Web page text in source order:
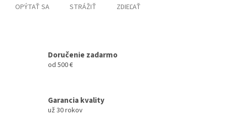
OPÝTAŤ SA STRÁŽIŤ ZDIEĽAŤ
Doručenie zadarmo
od 500 €
Garancia kvality
už 30 rokov